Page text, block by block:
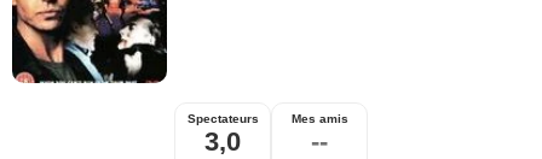
Spectateurs
3,0
Mes amis
--